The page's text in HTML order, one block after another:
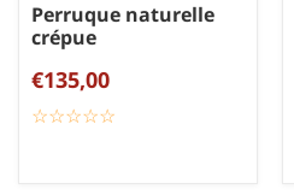
Perruque naturelle
crépue
€135,00
☆☆☆☆☆
★★★★★